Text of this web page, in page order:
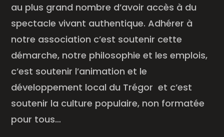
au plus grand nombre d’avoir accès à du
spectacle vivant authentique. Adhérer à
notre association c’est soutenir cette
démarche, notre philosophie et les emplois,
c’est soutenir l’animation et le
développement local du Trégor et c’est
soutenir la culture populaire, non formatée
pour tous…